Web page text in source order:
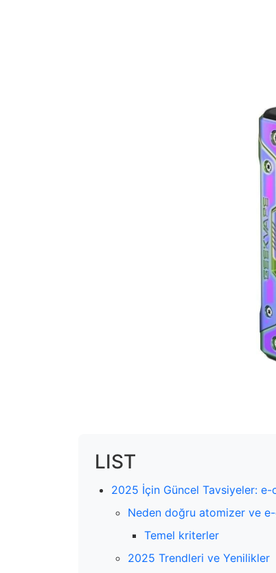
LIST
2025 İçin Güncel Tavsiyeler:
Neden doğru atomizer ve
Temel kriterler
2025 Trendleri ve Yenilikler